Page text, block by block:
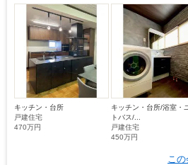
キッチン・台所
戸建住宅
470万円
キッチン・台所/浴室・
トバス/...
戸建住宅
450万円
こ